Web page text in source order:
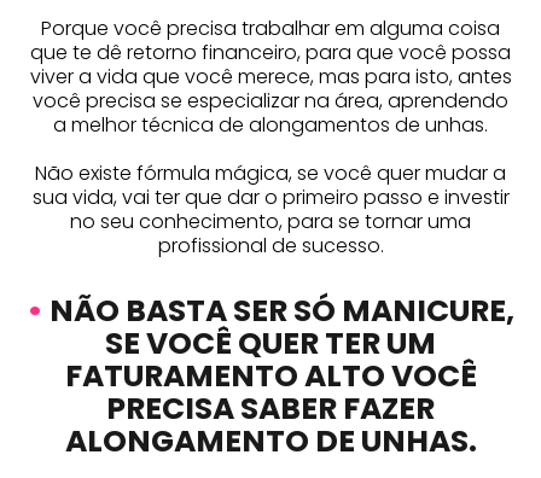
Porque você precisa trabalhar em alguma coisa
que te dê retorno financeiro, para que você possa
viver a vida que você merece, mas para isto, antes
você precisa se especializar na área, aprendendo
a melhor técnica de alongamentos de unhas.
Não existe fórmula mágica, se você quer mudar a
sua vida, vai ter que dar o primeiro passo e investir
no seu conhecimento, para se tornar uma
profissional de sucesso.
• NÃO BASTA SER SÓ MANICURE,
SE VOCÊ QUER TER UM
FATURAMENTO ALTO VOCÊ
PRECISA SABER FAZER
ALONGAMENTO DE UNHAS.